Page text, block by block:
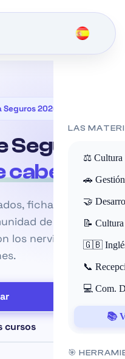
LAS
⚖️ Cultura
🚗
🤝
📝
🇬🇧
📞
💻 Com.
📚
🎯
2026
Seguros,
cabeza.
fichas de repaso
de +10 000
los nervios de los
cursos